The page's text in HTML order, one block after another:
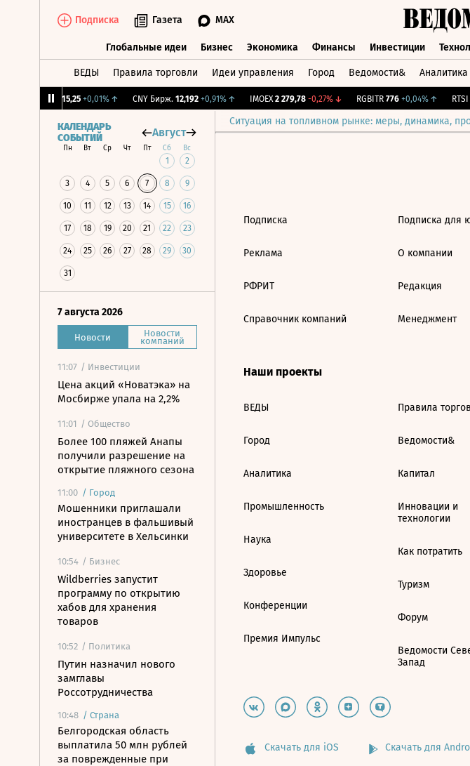
Подписка Газета MAX
Глобальные идеи Бизнес Экономика Финансы Инвестиции
ВЕДЫ Правила торговли Идеи управления Город Ведомости& Аналитика
115,25 +0,01%↑ CNY Бирж. 12,192 +0,91%↑ IMOEX 2 279,78 -0,27%↓ RGBITR 776 +0,04%↑ RTSI
Ситуация на топливном рынке: меры, динамика,
КАЛЕНДАРЬ
СОБЫТИЙ
Август
Пн Вт Ср Чт Пт Сб Вс
1 2
3 4 5 6 7 8 9
10 11 12 13 14 15 16
17 18 19 20 21 22 23
24 25 26 27 28 29 30
31
7 августа 2026
Новости Новости
компаний
11:07 / Инвестиции
Цена акций «Новатэка» на
Мосбирже упала на 2,2%
11:01 / Общество
Более 100 пляжей Анапы
получили разрешение на
открытие пляжного сезона
11:00 / Город
Мошенники приглашали
иностранцев в фальшивый
университете в Хельсинки
10:54 / Бизнес
Wildberries запустит
программу по открытию
хабов для хранения
товаров
10:52 / Политика
Путин назначил нового
замглавы
Россотрудничества
10:48 / Страна
Белгородская область
выплатила 50 млн рублей
за поврежденные при
Подписка
Реклама
РФРИТ
Справочник компаний
Подписка для
О компании
Редакция
Менеджмент
Наши проекты
ВЕДЫ
Город
Аналитика
Промышленность
Наука
Здоровье
Конференции
Премия Импульс
Правила
Ведомости&
Капитал
Инновации и
технологии
Как потратить
Туризм
Форум
Ведомости
Запад
Скачать для iOS Скачать для